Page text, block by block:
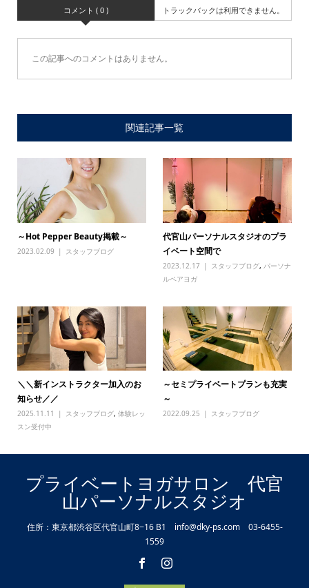
コメント ( 0 ) トラックバックは利用できません。
この記事へのコメントはありません。
関連記事一覧
～Hot Pepper Beauty掲載～
2023.02.09 スタッフブログ
代官山パーソナルスタジオのプラ
イベート空間で
2023.12.17 スタッフブログ, パーソナ
ルペアヨガ
＼＼新インストラクター加入のお
知らせ／／
2025.11.11 スタッフブログ, 体験レッ
スン受付中
～セミプライベートプランも充実
～
2022.09.25 スタッフブログ
プライベートヨガサロン 代官
山パーソナルスタジオ
住所：東京都渋谷区代官山町8−16 B1 info@dky-ps.com 03-6455-
1559